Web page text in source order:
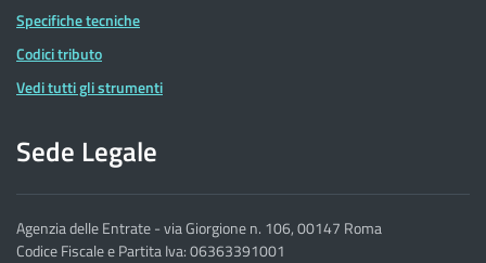
Specifiche tecniche
Codici tributo
Vedi tutti gli strumenti
Sede Legale
Agenzia delle Entrate - via Giorgione n. 106, 00147 Roma
Codice Fiscale e Partita Iva: 06363391001